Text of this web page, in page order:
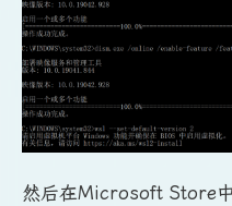
然后在Microsoft Store